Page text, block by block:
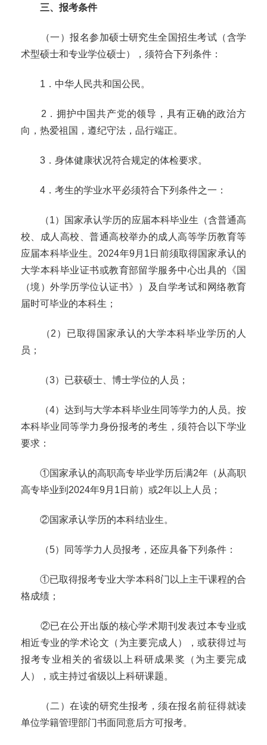
三、报考条件
（一）报名参加硕士研究生全国招生考试（含学
术型硕士和专业学位硕士），须符合下列条件：
1 ．中华人民共和国公民。
2 ．拥护中国共产党的领导，具有正确的政治方
向，热爱祖国，遵纪守法，品行端正。
3 ．身体健康状况符合规定的体检要求。
4 ．考生的学业水平必须符合下列条件之一：
（1）国家承认学历的应届本科毕业生（含普通高
校、成人高校、普通高校举办的成人高等学历教育等
应届本科毕业生。 2024年9月 1 日前须取得国家承认的
大学本科毕业证书或教育部留学服务中心出具的《国
（境）外学历学位认证书》）及自学考试和网络教育
届时可毕业的本科生；
（2 ）已取得国家承认的大学本科毕业学历的人
员；
（3）已获硕士、博士学位的人员；
（4）达到与大学本科毕业生同等学力的人员。按
本科毕业同等学力身份报考的考生，须符合以下学业
要求：
①国家承认的高职高专毕业学历后满2年（从高职
高专毕业到 2024年9月 1 日前）或2年以上人员；
②国家承认学历的本科结业生。
（5）同等学力人员报考，还应具备下列条件：
①已取得报考专业大学本科8门以上主干课程的合
格成绩；
②已在公开出版的核心学术期刊发表过本专业或
相近专业的学术论文（为主要完成人），或获得过与
报考专业相关的省级以上科研成果奖（为主要完成
人），或主持过省级以上科研课题。
（二）在读的研究生报考，须在报名前征得就读
单位学籍管理部门书面同意后方可报考。